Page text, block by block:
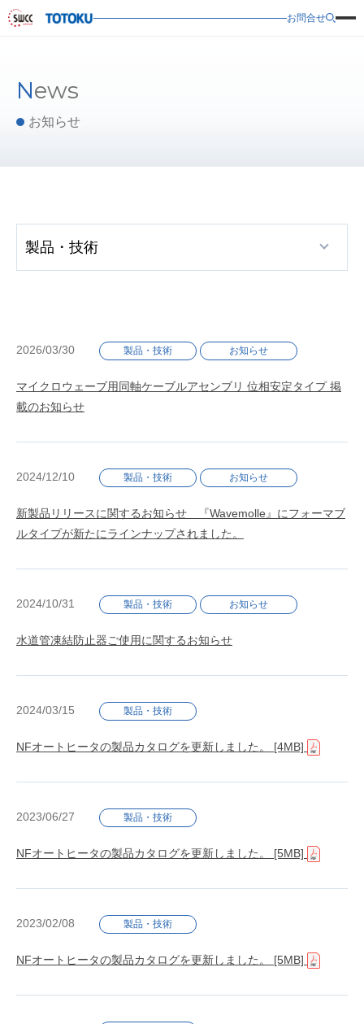
お問合せ
News
お知らせ
2026/03/30 製品・技術 お知らせ
マイクロウェーブ用同軸ケーブルアセンブリ 位相安定タイプ 掲
載のお知らせ
2024/12/10 製品・技術 お知らせ
新製品リリースに関するお知らせ 『Wavemolle』にフォーマブ
ルタイプが新たにラインナップされました。
2024/10/31 製品・技術 お知らせ
水道管凍結防止器ご使用に関するお知らせ
2024/03/15 製品・技術
NFオートヒータの製品カタログを更新しました。 [4MB]
2023/06/27 製品・技術
NFオートヒータの製品カタログを更新しました。 [5MB]
2023/02/08 製品・技術
NFオートヒータの製品カタログを更新しました。 [5MB]